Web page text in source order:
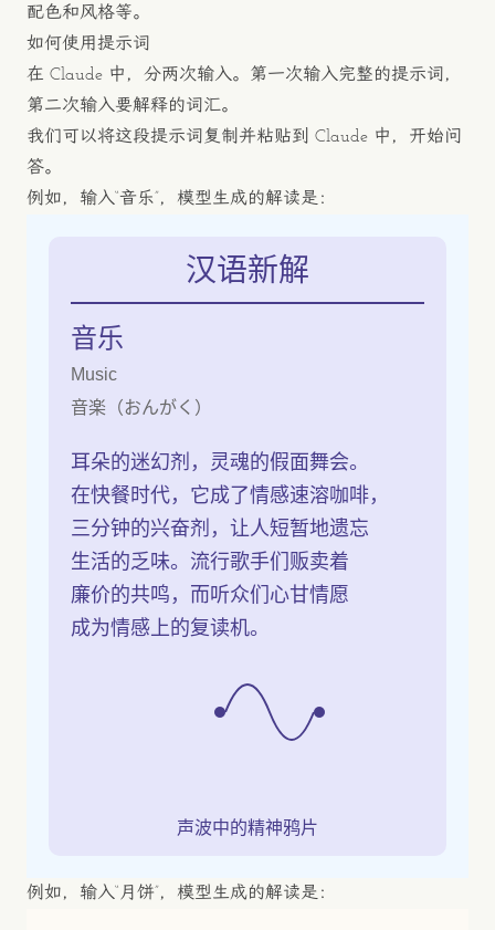
配色和风格等。
如何使用提示词
在 Claude 中，分两次输入。第一次输入完整的提示词，
第二次输入要解释的词汇。
我们可以将这段提示词复制并粘贴到 Claude 中，开始问
答。
例如，输入“音乐”，模型生成的解读是：
汉语新解
音乐
Music
音楽（おんがく）
耳朵的迷幻剂，灵魂的假面舞会。
在快餐时代，它成了情感速溶咖啡，
三分钟的兴奋剂，让人短暂地遗忘
生活的乏味。流行歌手们贩卖着
廉价的共鸣，而听众们心甘情愿
成为情感上的复读机。
声波中的精神鸦片
例如，输入“月饼”，模型生成的解读是：